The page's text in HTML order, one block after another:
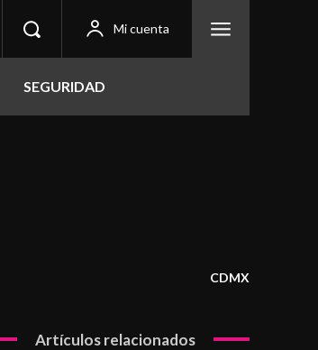
Mi cuenta
SEGURIDAD
CDMX
Artículos relacionados